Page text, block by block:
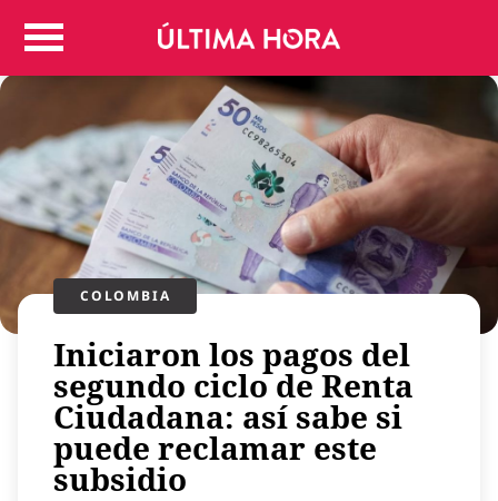
Colombia
Judicial
Politica
Regiones
Deportes
Positivas
Entretenimiento
Vida
Mundo
Más
Virales
Tecnología
Economía
Estilo de vida
COLOMBIA
Iniciaron los pagos del
segundo ciclo de Renta
Ciudadana: así sabe si
puede reclamar este
subsidio